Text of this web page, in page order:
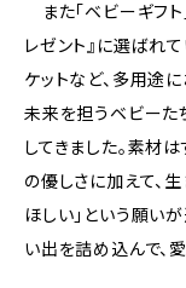
また「ベビーギフト
レゼント』に選ばれて
ケットなど、多用途
未来を担うベビーた
してきました。素材
の優しさに加えて、
ほしい」という願い
い出を詰め込んで、